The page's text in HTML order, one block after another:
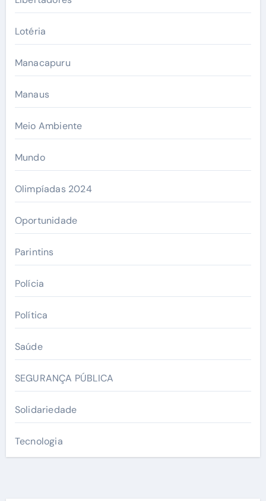
Lotéria
Manacapuru
Manaus
Meio Ambiente
Mundo
Olimpíadas 2024
Oportunidade
Parintins
Polícia
Política
Saúde
SEGURANÇA PÚBLICA
Solidariedade
Tecnologia